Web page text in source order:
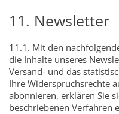
11. Newsletter
11.1. Mit den
die Inhalte unseres
Versand- und das
Ihre Widerspruchsrechte
abonnieren, erklären Sie
beschriebenen Verfahren